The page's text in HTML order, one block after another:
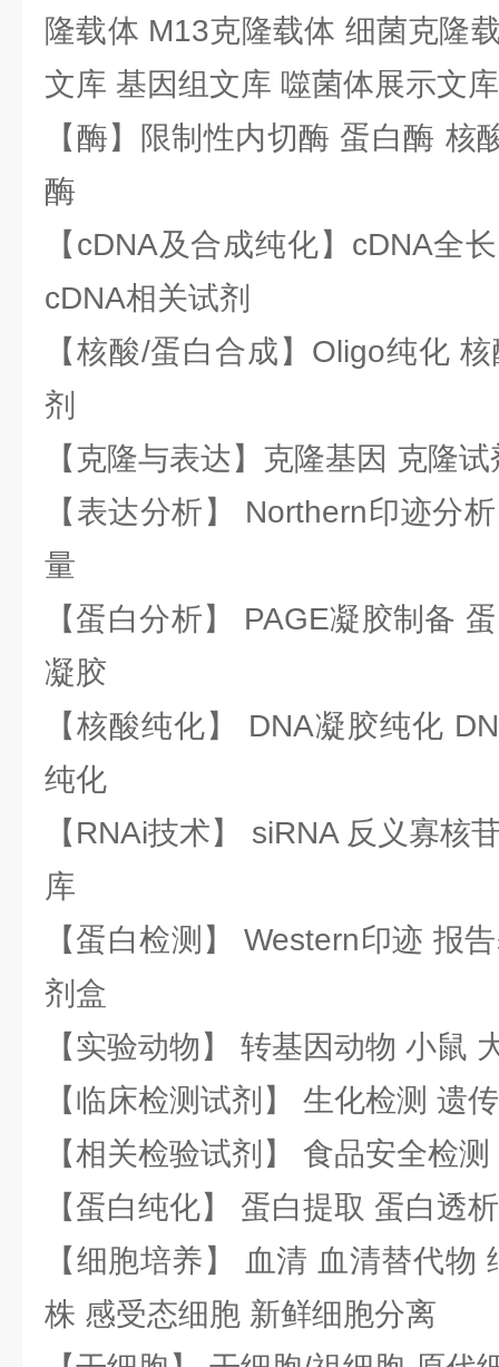
隆载体 M13克隆载体 细菌克隆
文库 基因组文库 噬菌体展示文库
【酶】限制性内切酶 蛋白酶 核
酶
【cDNA及合成纯化】cDNA全
cDNA相关试剂
【核酸/蛋白合成】Oligo纯化
剂
【克隆与表达】克隆基因 克隆
【表达分析】 Northern印迹分
量
【蛋白分析】 PAGE凝胶制备
凝胶
【核酸纯化】 DNA凝胶纯化
纯化
【RNAi技术】 siRNA 反义寡核
库
【蛋白检测】 Western印迹 报
剂盒
【实验动物】 转基因动物 小鼠
【临床检测试剂】 生化检测 遗
【相关检验试剂】 食品安全检
【蛋白纯化】 蛋白提取 蛋白透
【细胞培养】 血清 血清替代物
株 感受态细胞 新鲜细胞分离